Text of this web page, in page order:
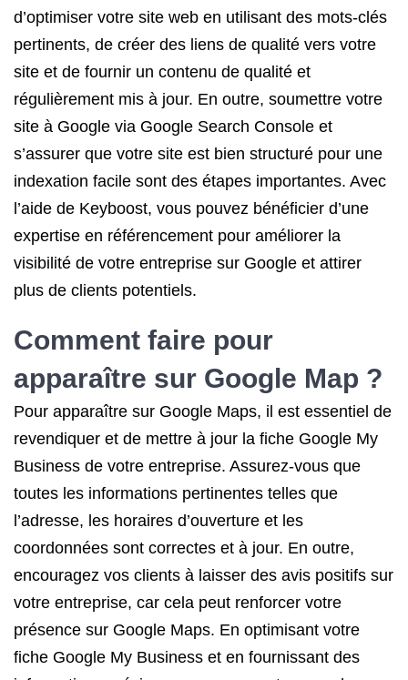
d’optimiser votre site web en utilisant des mots-clés
pertinents, de créer des liens de qualité vers votre
site et de fournir un contenu de qualité et
régulièrement mis à jour. En outre, soumettre votre
site à Google via Google Search Console et
s’assurer que votre site est bien structuré pour une
indexation facile sont des étapes importantes. Avec
l’aide de Keyboost, vous pouvez bénéficier d’une
expertise en référencement pour améliorer la
visibilité de votre entreprise sur Google et attirer
plus de clients potentiels.
Comment faire pour
apparaître sur Google Map ?
Pour apparaître sur Google Maps, il est essentiel de
revendiquer et de mettre à jour la fiche Google My
Business de votre entreprise. Assurez-vous que
toutes les informations pertinentes telles que
l’adresse, les horaires d’ouverture et les
coordonnées sont correctes et à jour. En outre,
encouragez vos clients à laisser des avis positifs sur
votre entreprise, car cela peut renforcer votre
présence sur Google Maps. En optimisant votre
fiche Google My Business et en fournissant des